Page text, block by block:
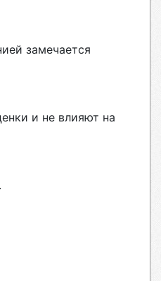
замечается
и не влияют на